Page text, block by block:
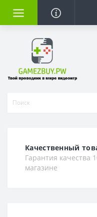
Качественный
Гарантия качества
магазине